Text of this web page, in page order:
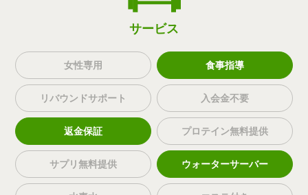
サービス
女性専用 食事指導
リバウンドサポート 入会金不要
返金保証 プロテイン無料提供
サプリ無料提供 ウォーターサーバー